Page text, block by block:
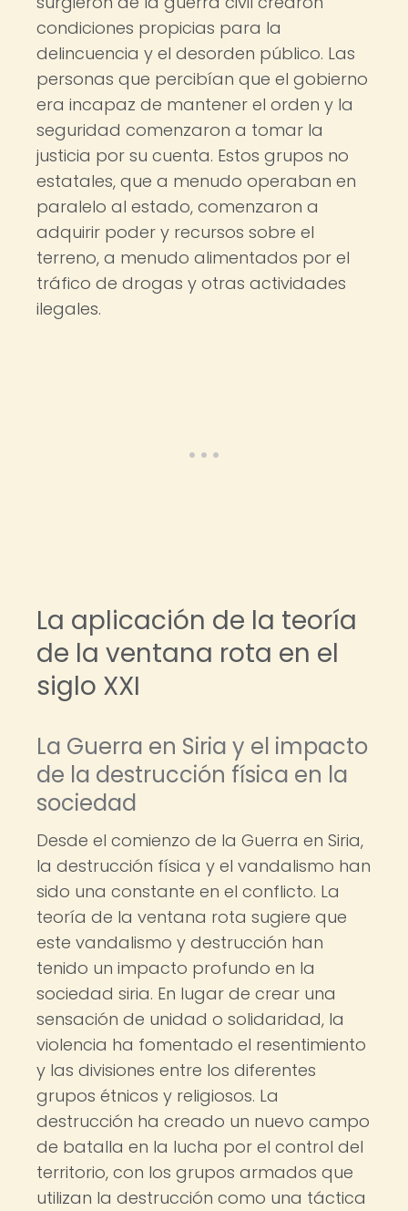
condiciones propicias para la
delincuencia y el desorden público. Las
personas que percibían que el gobierno
era incapaz de mantener el orden y la
seguridad comenzaron a tomar la
justicia por su cuenta. Estos grupos no
estatales, que a menudo operaban en
paralelo al estado, comenzaron a
adquirir poder y recursos sobre el
terreno, a menudo alimentados por el
tráfico de drogas y otras actividades
ilegales.
La aplicación de la teoría
de la ventana rota en el
siglo XXI
La Guerra en Siria y el impacto
de la destrucción física en la
sociedad
Desde el comienzo de la Guerra en Siria,
la destrucción física y el vandalismo han
sido una constante en el conflicto. La
teoría de la ventana rota sugiere que
este vandalismo y destrucción han
tenido un impacto profundo en la
sociedad siria. En lugar de crear una
sensación de unidad o solidaridad, la
violencia ha fomentado el resentimiento
y las divisiones entre los diferentes
grupos étnicos y religiosos. La
destrucción ha creado un nuevo campo
de batalla en la lucha por el control del
territorio, con los grupos armados que
utilizan la destrucción como una táctica